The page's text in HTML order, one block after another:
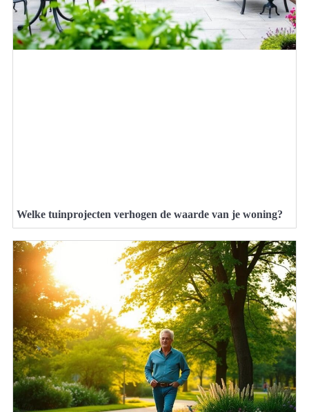
Welke tuinprojecten verhogen de waarde van je woning?